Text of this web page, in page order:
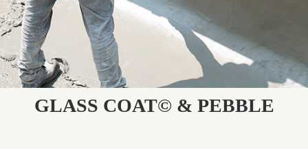
GLASS COAT© & PEBBLE